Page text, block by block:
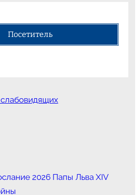
Посетитель
2026 Папы Льва XIV